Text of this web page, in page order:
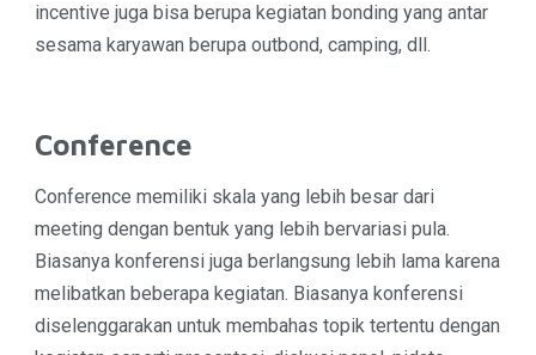
incentive juga bisa berupa kegiatan bonding yang antar
sesama karyawan berupa outbond, camping, dll.
Conference
Conference memiliki skala yang lebih besar dari
meeting dengan bentuk yang lebih bervariasi pula.
Biasanya konferensi juga berlangsung lebih lama karena
melibatkan beberapa kegiatan. Biasanya konferensi
diselenggarakan untuk membahas topik tertentu dengan